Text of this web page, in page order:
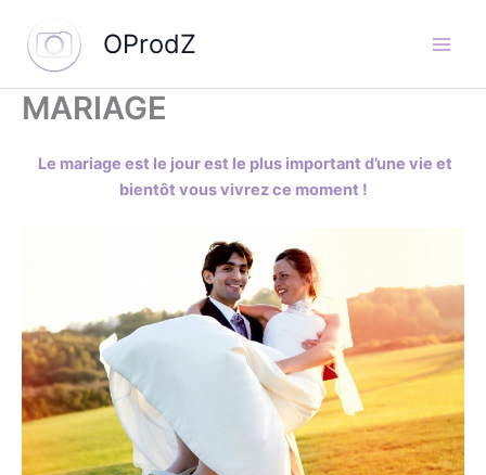
contenu
OProdZ
MARIAGE
Le mariage est le jour est le plus important d’une vie et
bientôt vous vivrez ce moment !